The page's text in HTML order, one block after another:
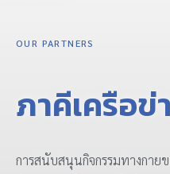
OUR PARTNERS
ภาคีเครือข่
การสนับสนุนกิจกรรมทางกาย